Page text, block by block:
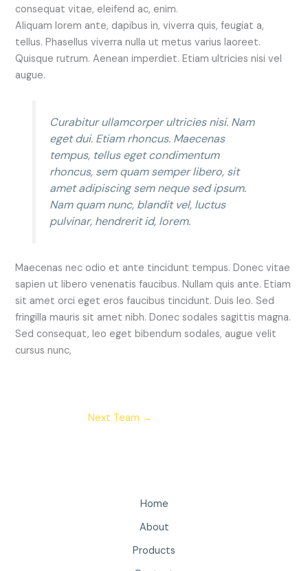
consequat vitae, eleifend ac, enim.
Aliquam lorem ante, dapibus in, viverra quis, feugiat a,
tellus. Phasellus viverra nulla ut metus varius laoreet.
Quisque rutrum. Aenean imperdiet. Etiam ultricies nisi vel
augue.
Curabitur ullamcorper ultricies nisi. Nam
eget dui. Etiam rhoncus. Maecenas
tempus, tellus eget condimentum
rhoncus, sem quam semper libero, sit
amet adipiscing sem neque sed ipsum.
Nam quam nunc, blandit vel, luctus
pulvinar, hendrerit id, lorem.
Maecenas nec odio et ante tincidunt tempus. Donec vitae
sapien ut libero venenatis faucibus. Nullam quis ante. Etiam
sit amet orci eget eros faucibus tincidunt. Duis leo. Sed
fringilla mauris sit amet nibh. Donec sodales sagittis magna.
Sed consequat, leo eget bibendum sodales, augue velit
cursus nunc,
Next Team →
Home
About
Products